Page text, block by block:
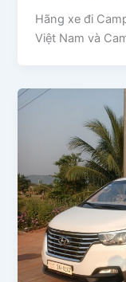
Hãng xe đi
Việt Nam và